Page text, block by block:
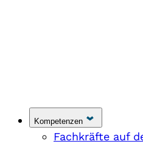
Kompetenzen
Fachkräfte auf